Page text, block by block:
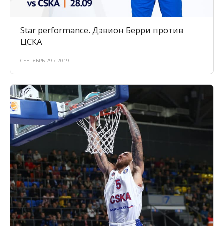
Star performance. Дэвион Берри против
ЦСКА
СЕНТЯБРЬ 29 / 2019